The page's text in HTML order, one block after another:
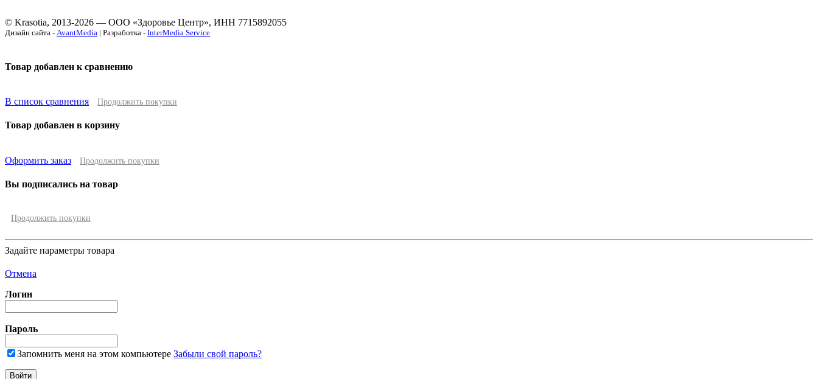
© Krasotia, 2013-2026 — ООО «Здоровье Центр», ИНН 7715892055
Дизайн сайта - AvantMedia | Разработка - InterMedia Service
Товар добавлен к сравнению
В список сравнения Продолжить покупки
Товар добавлен в корзину
Оформить заказ Продолжить покупки
Вы подписались на товар
Продолжить покупки
Задайте параметры товара
Отмена
Логин
Пароль
Запомнить меня на этом компьютере Забыли свой пароль?